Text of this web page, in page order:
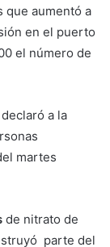
que aumentó a
en el puerto
el número de
a la
martes
de nitrato de
parte del